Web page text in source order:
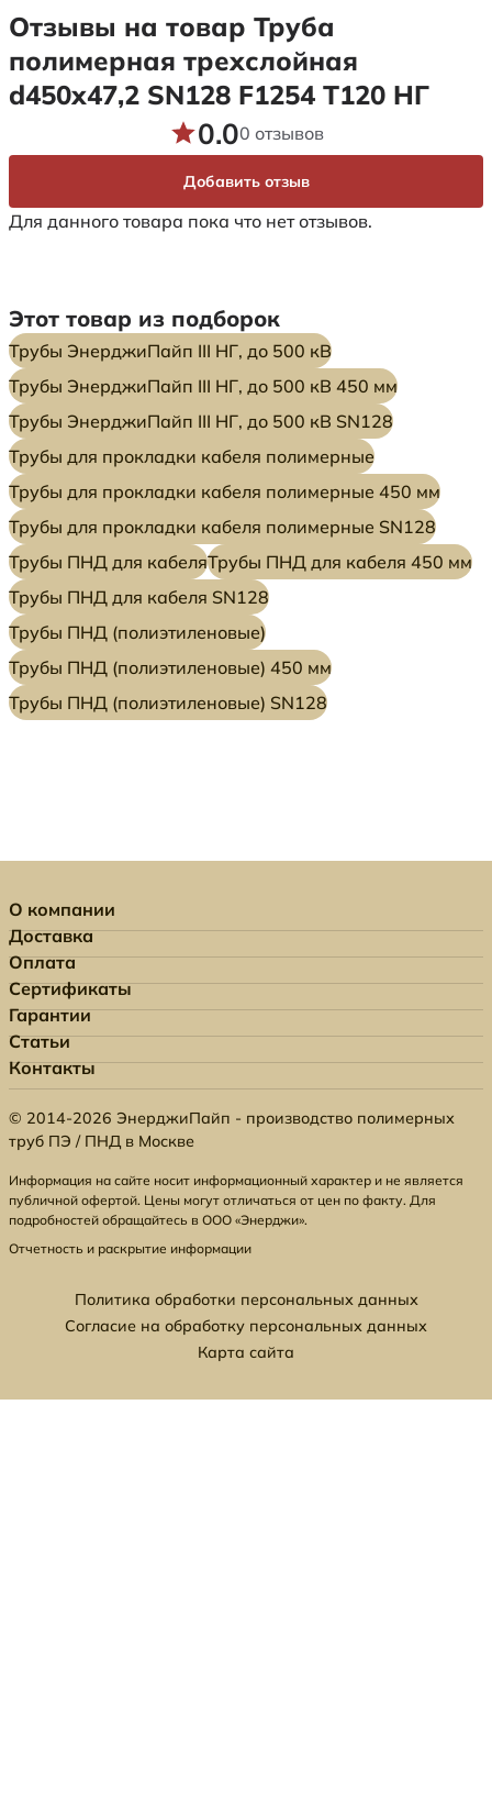
Отзывы на товар Труба
полимерная трехслойная
d450х47,2 SN128 F1254 Т120 НГ
Для данного товара пока что нет отзывов.
0.00 отзывов
Добавить отзыв
Этот товар из подборок
Трубы ЭнерджиПайп III НГ, до 500 кВ
Трубы ЭнерджиПайп III НГ, до 500 кВ 450 мм
Трубы ЭнерджиПайп III НГ, до 500 кВ SN128
Трубы для прокладки кабеля полимерные
Трубы для прокладки кабеля полимерные 450 мм
Трубы для прокладки кабеля полимерные SN128
Трубы ПНД для кабеляТрубы ПНД для кабеля 450 мм
Трубы ПНД для кабеля SN128
Трубы ПНД (полиэтиленовые)
Трубы ПНД (полиэтиленовые) 450 мм
Трубы ПНД (полиэтиленовые) SN128
О компании
Доставка
Оплата
Сертификаты
Гарантии
Статьи
Контакты
© 2014-2026 ЭнерджиПайп - производство полимерных
труб ПЭ / ПНД в Москве
Информация на сайте носит информационный характер и не является
публичной офертой. Цены могут отличаться от цен по факту. Для
подробностей обращайтесь в ООО «Энерджи».
Отчетность и раскрытие информации
Политика обработки персональных данных
Согласие на обработку персональных данных
Карта сайта